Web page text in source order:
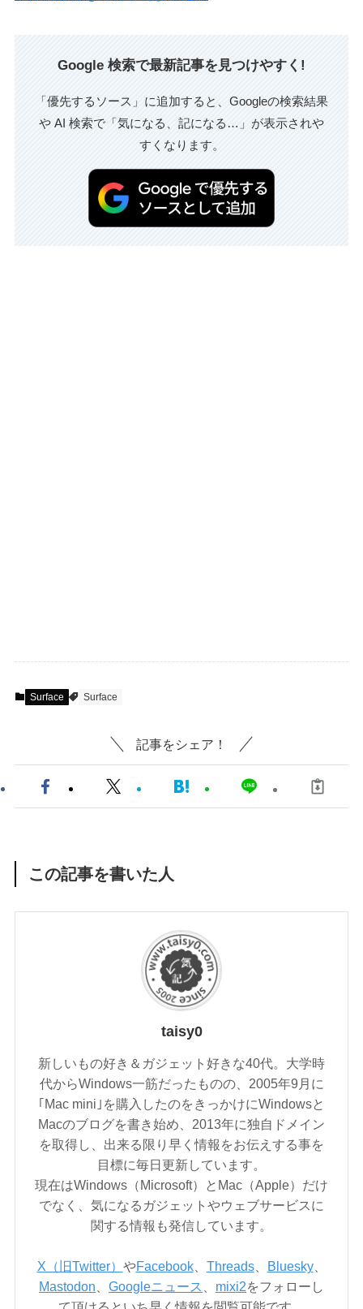
Google 検索で最新記事を見つけやすく!
「優先するソース」に追加すると、Googleの検索結果
や AI 検索で「気になる、記になる…」が表示されや
すくなります。
Surface Surface
記事をシェア！
この記事を書いた人
taisy0
新しいもの好き＆ガジェット好きな40代。大学時
代からWindows一筋だったものの、2005年9月に
｢Mac mini｣を購入したのをきっかけにWindowsと
Macのブログを書き始め、2013年に独自ドメイン
を取得し、出来る限り早く情報をお伝えする事を
目標に毎日更新しています。
現在はWindows（Microsoft）とMac（Apple）だけ
でなく、気になるガジェットやウェブサービスに
関する情報も発信しています。
X（旧Twitter） やFacebook、 Threads、 Bluesky、
Mastodon
Googleニュース mixi2をフォローし